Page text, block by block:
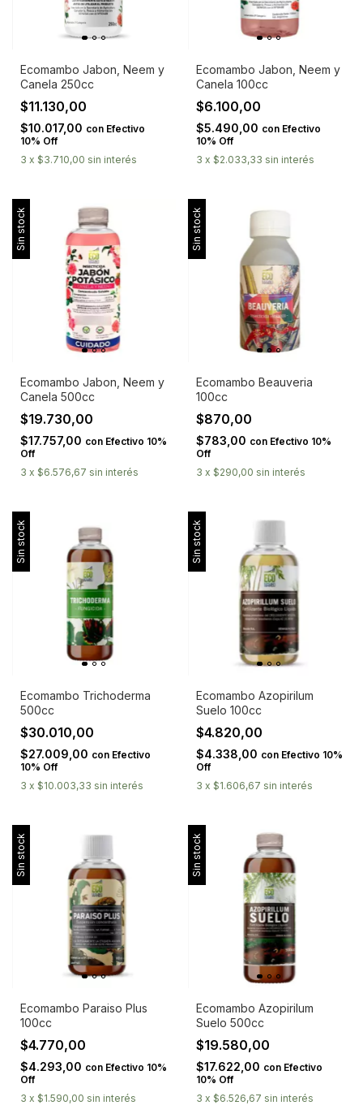
Ecomambo Jabon, Neem y
Canela 250cc
$11.130,00
$10.017,00 con Efectivo
10% Off
3 x $3.710,00 sin interés
Ecomambo Jabon, Neem y
Canela 100cc
$6.100,00
$5.490,00 con Efectivo
10% Off
3 x $2.033,33 sin interés
Sin stock
Ecomambo Jabon, Neem y
Canela 500cc
$19.730,00
$17.757,00 con Efectivo 10%
Off
3 x $6.576,67 sin interés
Sin stock
Ecomambo Beauveria
100cc
$870,00
$783,00 con Efectivo 10%
Off
3 x $290,00 sin interés
Sin stock
Ecomambo Trichoderma
500cc
$30.010,00
$27.009,00 con Efectivo
10% Off
3 x $10.003,33 sin interés
Sin stock
Ecomambo Azopirilum
Suelo 100cc
$4.820,00
$4.338,00 con Efectivo 10%
Off
3 x $1.606,67 sin interés
Sin stock
Ecomambo Paraiso Plus
100cc
$4.770,00
$4.293,00 con Efectivo 10%
Off
3 x $1.590,00 sin interés
Sin stock
Ecomambo Azopirilum
Suelo 500cc
$19.580,00
$17.622,00 con Efectivo
10% Off
3 x $6.526,67 sin interés